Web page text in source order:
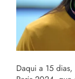
Daqui a 15 dias,